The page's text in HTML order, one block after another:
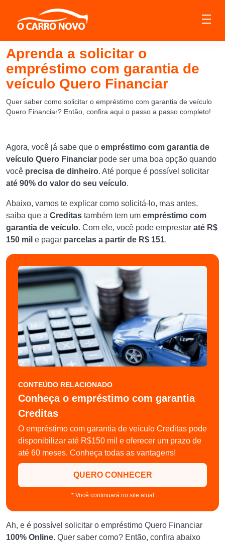
Aprenda a solicitar o
empréstimo com garantia de
veículo Quero Financiar
Quer saber como solicitar o empréstimo com garantia de veículo
Quero Financiar? Então, confira aqui o passo a passo completo!
Agora, você já sabe que o empréstimo com garantia de
veículo Quero Financiar pode ser uma boa opção quando
você precisa de dinheiro. Até porque é possível solicitar
até 90% do valor do seu veículo.
Abaixo, vamos te explicar como solicitá-lo, mas antes,
saiba que a Creditas também tem um empréstimo com
garantia de veículo. Com ele, você pode emprestar até R$
150 mil e pagar parcelas a partir de R$ 151.
CONTEÚDO RELACIONADO
Conheça o empréstimo com garantia
Creditas
O empréstimo com garantia de veículo Creditas pode
disponibilizar até R$150 mil e oferecer um prazo de
até 60 meses. Conheça todas as vantagens!
QUERO CONHECER
* Você continuará no site atual
Ah, e é possível solicitar o empréstimo Quero Financiar
100% Online. Quer saber como? Então, confira abaixo